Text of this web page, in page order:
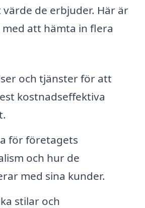
de erbjuder. Här är
att hämta in flera
och tjänster för att
kostnadseffektiva
för företagets
och hur de
med sina kunder.
stilar och